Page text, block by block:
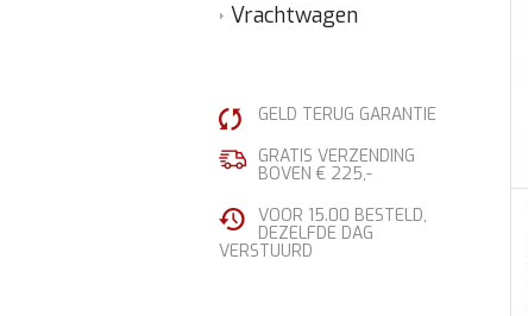
Vrachtwagen
GELD TERUG GARANTIE
GRATIS VERZENDING
BOVEN € 225,-
VOOR 15.00 BESTELD,
DEZELFDE DAG
VERSTUURD